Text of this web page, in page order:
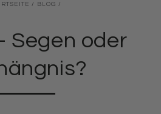
/ BLOG /
Segen oder